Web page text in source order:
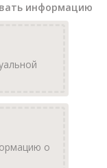
информацию
о